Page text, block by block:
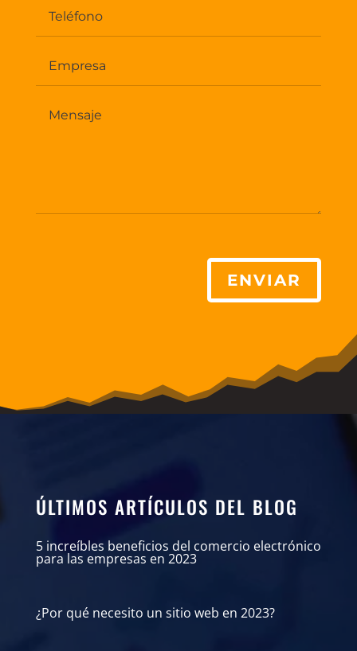
ENVIAR
ÚLTIMOS ARTÍCULOS DEL BLOG
5 increíbles beneficios del comercio electrónico
para las empresas en 2023
¿Por qué necesito un sitio web en 2023?